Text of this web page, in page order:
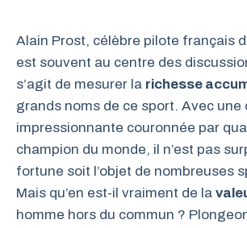
Alain Prost, célèbre pilote français
est souvent au centre des
s’agit de mesurer la richesse
grands noms de ce sport. Avec une
impressionnante couronnée par
champion du monde, il n’est pas
fortune soit l’objet de nombreuses
Mais qu’en est-il vraiment de la
homme hors du commun ?